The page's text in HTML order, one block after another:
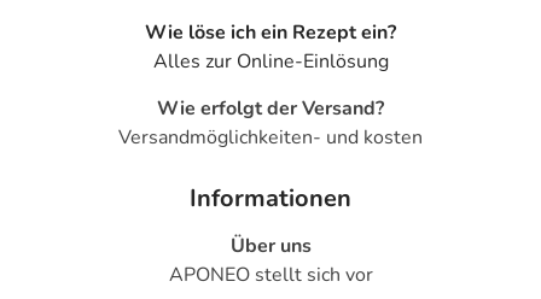
1 ml Lösung enthält: 1 mg hochgereinigtes
Natriumhyaluronat, 0,0015 mg Polyhexanid (PHMB), 0,1
gereinigtes Wasser.
Wie löse ich ein Rezept ein?
Alles zur Online-Einlösung
Wie erfolgt der Versand?
Versandmöglichkeiten- und kosten
Informationen
Über uns
APONEO stellt sich vor